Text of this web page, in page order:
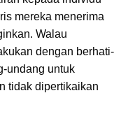
mereka menerima
Walau
dengan berhati-
undang untuk
tidak dipertikaikan